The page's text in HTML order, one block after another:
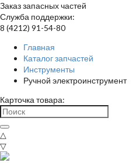
Заказ запасных частей
Служба поддержки:
8 (4212) 91-54-80
Главная
Каталог запчастей
Инструменты
Ручной электроинструмент
Карточка товара:
△
▽